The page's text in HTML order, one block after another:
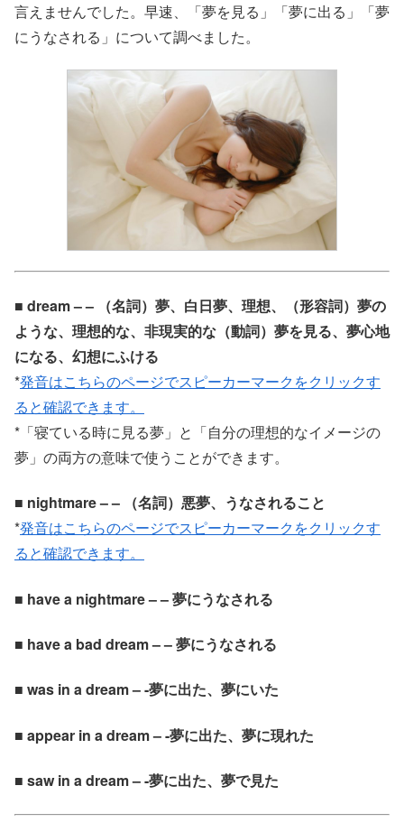
言えませんでした。早速、「夢を見る」「夢に出る」「夢
にうなされる」について調べました。
■ dream – – （名詞）夢、白日夢、理想、（形容詞）夢の
ような、理想的な、非現実的な（動詞）夢を見る、夢心地
になる、幻想にふける
*発音はこちらのページでスピーカーマークをクリックす
ると確認できます。
*「寝ている時に見る夢」と「自分の理想的なイメージの
夢」の両方の意味で使うことができます。
■ nightmare – – （名詞）悪夢、うなされること
*発音はこちらのページでスピーカーマークをクリックす
ると確認できます。
■ have a nightmare – – 夢にうなされる
■ have a bad dream – – 夢にうなされる
■ was in a dream – -夢に出た、夢にいた
■ appear in a dream – -夢に出た、夢に現れた
■ saw in a dream – -夢に出た、夢で見た